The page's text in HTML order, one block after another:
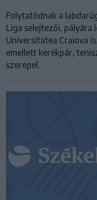
Folytatódnak a
Liga selejtezői, pályára
Universitatea Craiova
emellett kerékpár,
szerepel.